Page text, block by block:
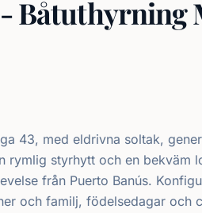
Båtuthyrning
43, med eldrivna soltak,
styrhytt och en bekväm
från Puerto Banús.
och familj, födelsedagar och